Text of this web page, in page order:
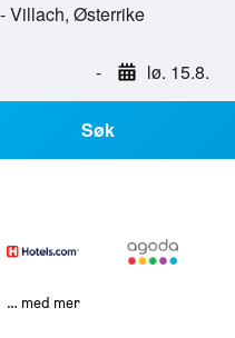
Villach, Østerrike
- lø. 15.8.
Søk
… med mer